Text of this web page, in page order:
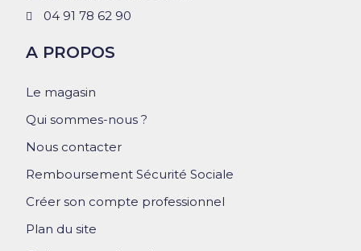
04 91 78 62 90
A PROPOS
Le magasin
Qui sommes-nous ?
Nous contacter
Remboursement Sécurité Sociale
Créer son compte professionnel
Plan du site